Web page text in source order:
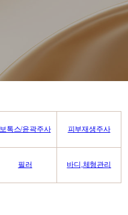
보톡스/윤곽주사 피부재생주사
필러 바디,체형관리